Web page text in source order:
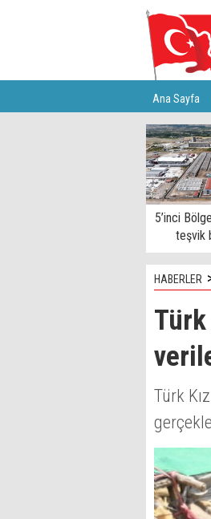
Ana Sayfa
Türkiye
5’inci
teşvik
HABERLER
Türk